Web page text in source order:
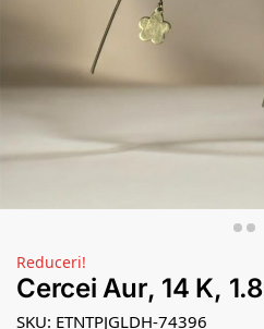
Reduceri!
Cercei Aur, 14 K,
SKU: ETNTPJGLDH-74396